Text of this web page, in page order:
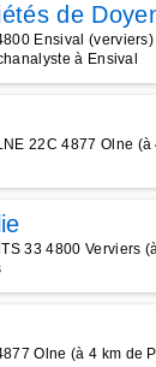
de
Ensival
à Ensival
22C 4877 Olne
33 4800 Verviers
Olne (à 4 km de